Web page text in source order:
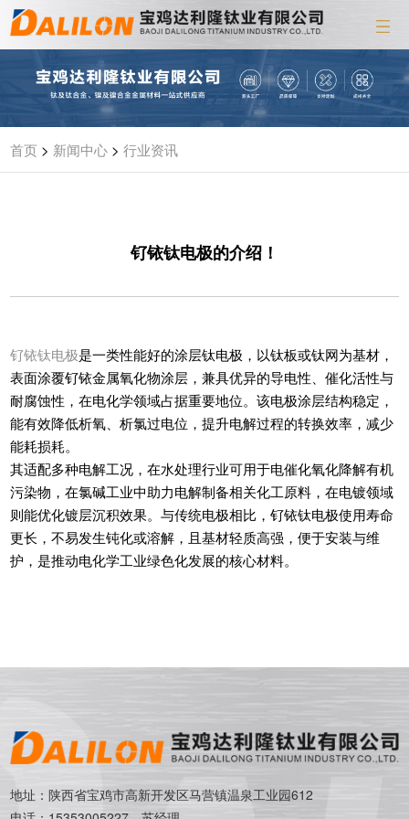
首页 > 新闻中心 >行业资讯
钌铱钛电极的介绍！
钌铱钛电极是一类性能好的涂层钛电极，以钛板或钛网为基材，
表面涂覆钌铱金属氧化物涂层，兼具优异的导电性、催化活性与
耐腐蚀性，在电化学领域占据重要地位。该电极涂层结构稳定，
能有效降低析氧、析氯过电位，提升电解过程的转换效率，减少
能耗损耗。
其适配多种电解工况，在水处理行业可用于电催化氧化降解有机
污染物，在氯碱工业中助力电解制备相关化工原料，在电镀领域
则能优化镀层沉积效果。与传统电极相比，钌铱钛电极使用寿命
更长，不易发生钝化或溶解，且基材轻质高强，便于安装与维
护，是推动电化学工业绿色化发展的核心材料。
地址：陕西省宝鸡市高新开发区马营镇温泉工业园612